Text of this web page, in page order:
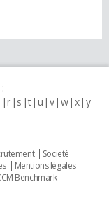
r s t u v w x y
Societé
Mentions légales
Benchmark